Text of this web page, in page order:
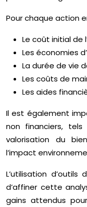
Pour chaque action
Le coût initial de
Les économies
La durée de vie
Les coûts de
Les aides
Il est également
non financiers,
valorisation du
l’impact
L’utilisation
d’affiner cette
gains attendus